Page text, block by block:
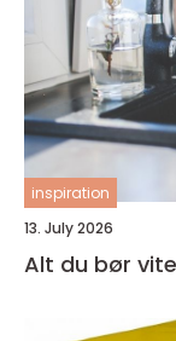
inspiration
13. July 2026
Alt du bør